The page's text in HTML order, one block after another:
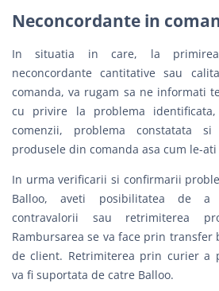
Neconcordante in
In situatia in care, la primirea
neconcordante cantitative sau
comanda, va rugam sa ne informati
cu privire la problema
comenzii, problema constatata
produsele din comanda asa cum le-
In urma verificarii si confirmarii
Balloo, aveti posibilitatea de a
contravalorii sau retrimiterea
Rambursarea se va face prin
de client. Retrimiterea prin curier a
va fi suportata de catre Balloo.